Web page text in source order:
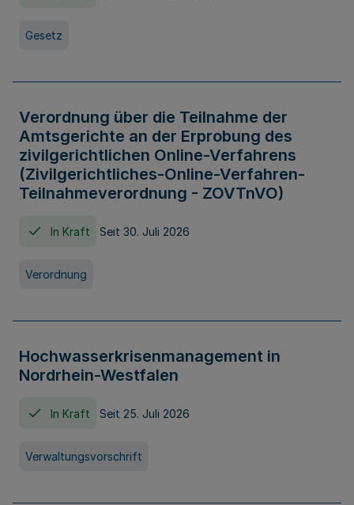
Gesetz
Verordnung über die Teilnahme der
Amtsgerichte an der Erprobung des
zivilgerichtlichen Online-Verfahrens
(Zivilgerichtliches-Online-Verfahren-
Teilnahmeverordnung - ZOVTnVO)
In Kraft Seit 30. Juli 2026
Verordnung
Hochwasserkrisenmanagement in
Nordrhein-Westfalen
In Kraft Seit 25. Juli 2026
Verwaltungsvorschrift